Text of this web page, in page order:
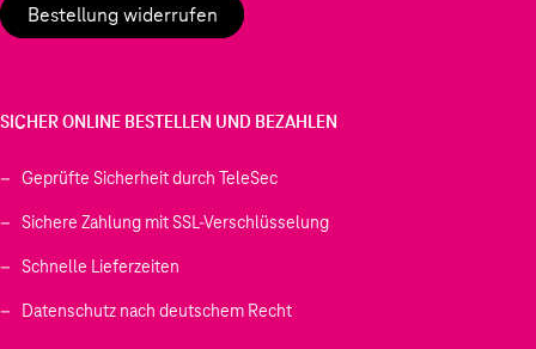
Bestellung widerrufen
SICHER ONLINE BESTELLEN UND BEZAHLEN
Geprüfte Sicherheit durch TeleSec
Sichere Zahlung mit SSL-Verschlüsselung
Schnelle Lieferzeiten
Datenschutz nach deutschem Recht